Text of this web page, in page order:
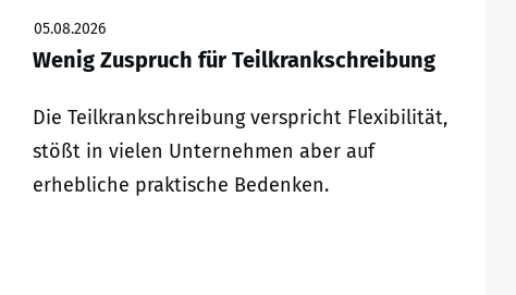
05.08.2026
Wenig Zuspruch für Teilkrankschreibung
Die Teilkrankschreibung verspricht Flexibilität,
stößt in vielen Unternehmen aber auf
erhebliche praktische Bedenken.